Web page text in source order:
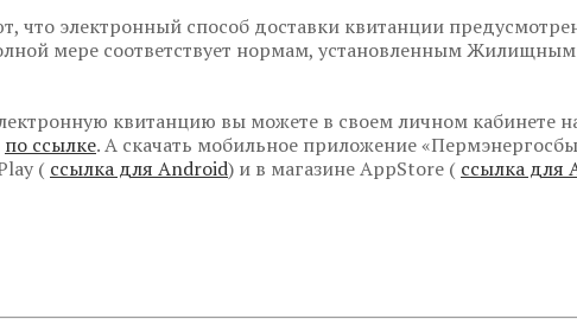
что электронный способ доставки квитанции
мере соответствует нормам, установленным Жилищным
квитанцию вы можете в своем личном кабинете
по ссылке. А скачать мобильное приложение
( ссылка для Android) и в магазине AppStore ( ссылка для